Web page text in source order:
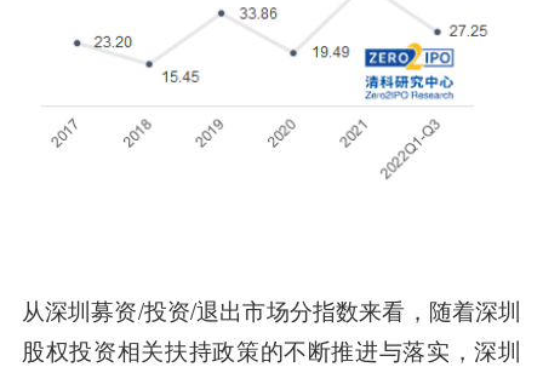
从深圳募资/投资/退出市场分指数来看，随着深圳
股权投资相关扶持政策的不断推进与落实，深圳